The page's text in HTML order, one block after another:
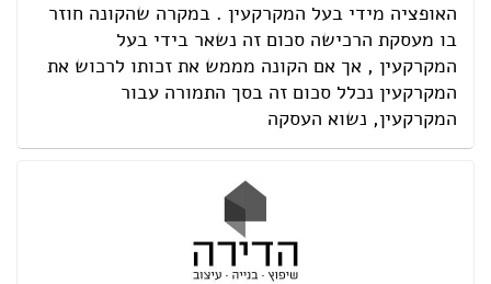
האופציה מידי בעל המקרקעין . במקרה שהקונה חוזר
בו מעסקת הרכישה סכום זה נשאר בידי בעל
המקרקעין , אך אם הקונה מממש את זכותו לרכוש את
המקרקעין נכלל סכום זה בסך התמורה עבור
המקרקעין, נשוא העסקה